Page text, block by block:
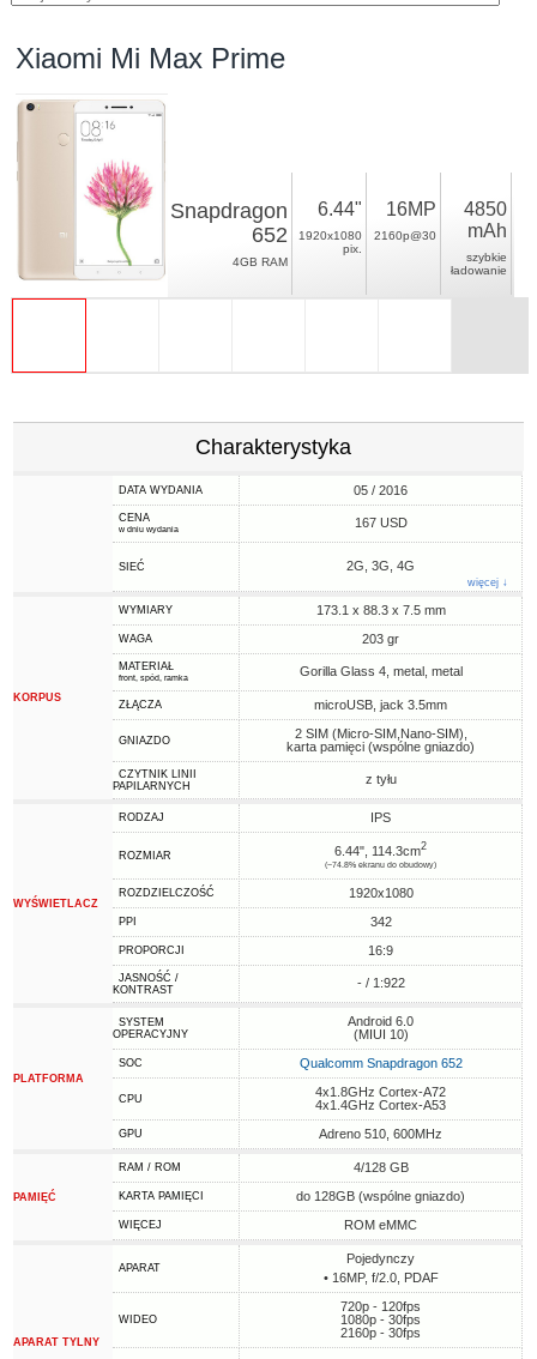
Xiaomi Mi Max Prime
Snapdragon
652
4GB RAM
6.44"
1920x1080
pix.
16MP
2160p@30
4850
mAh
szybkie
ładowanie
Charakterystyka
DATA WYDANIA 05 / 2016
CENA
w dniu wydania 167 USD
SIEĆ 2G, 3G, 4G
więcej ↓
KORPUS
WYMIARY 173.1 x 88.3 x 7.5 mm
WAGA 203 gr
MATERIAŁ
front, spód, ramka Gorilla Glass 4, metal, metal
ZŁĄCZA microUSB, jack 3.5mm
GNIAZDO
2 SIM (Micro-SIM,Nano-SIM),
karta pamięci (wspólne gniazdo)
CZYTNIK LINII
PAPILARNYCH
z tyłu
WYŚWIETLACZ
RODZAJ IPS
ROZMIAR 6.44", 114.3cm2
(~74.8% ekranu do obudowy)
ROZDZIELCZOŚĆ 1920x1080
PPI 342
PROPORCJI 16:9
JASNOŚĆ /
KONTRAST
- / 1:922
PLATFORMA
SYSTEM
OPERACYJNY
Android 6.0
(MIUI 10)
SOC Qualcomm Snapdragon 652
CPU
4x1.8GHz Cortex-A72
4x1.4GHz Cortex-A53
GPU Adreno 510, 600MHz
PAMIĘĆ
RAM / ROM 4/128 GB
KARTA PAMIĘCI do 128GB (wspólne gniazdo)
WIĘCEJ ROM eMMC
APARAT TYLNY
APARAT
Pojedynczy
• 16MP, f/2.0, PDAF
WIDEO
720p - 120fps
1080p - 30fps
2160p - 30fps